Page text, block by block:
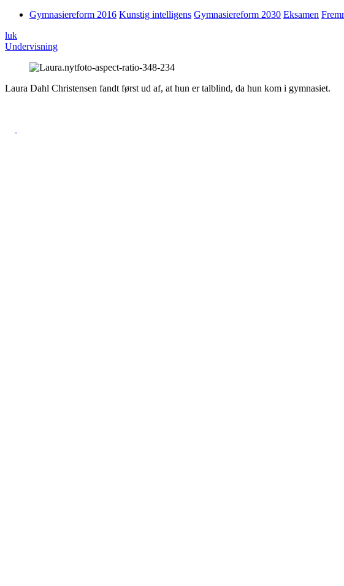
Gymnasiereform 2016 Kunstig intelligens Gymnasiereform 2030 Eksamen
luk
Undervisning
Laura Dahl Christensen fandt først ud af, at hun er talblind, da hun kom i gymnasiet.